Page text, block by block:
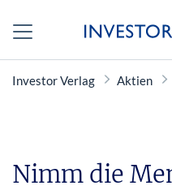
Investor Verlag Aktien
Nimm die